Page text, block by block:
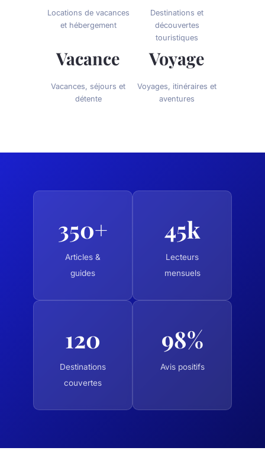
Locations de vacances
et hébergement
Destinations et
découvertes
touristiques
Vacance
Vacances, séjours et
détente
Voyage
Voyages, itinéraires et
aventures
350+
Articles &
guides
45k
Lecteurs
mensuels
120
Destinations
couvertes
98%
Avis positifs